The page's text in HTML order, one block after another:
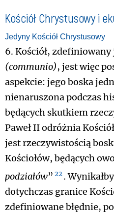
Kościół Chrystusowy i
Jedyny Kościół Chrystusowy
6. Kościół,
(communio), jest więc
aspekcie: jego boska
nienaruszona podczas
będących skutkiem
Paweł II odróżnia
jest rzeczywistością
Kościołów, będących
podziałów” 22.
dotychczas granice
zdefiniowane błędnie,